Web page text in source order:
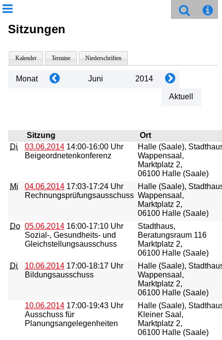
Sitzungen
Kalender Termine Niederschriften
Monat Juni 2014
Aktuell
Sitzung
Ort
Di
03.06.2014 14:00-16:00 Uhr
Beigeordnetenkonferenz
Halle (Saale),
Wappensaal,
Marktplatz 2,
06100 Halle (Saale)
Mi
04.06.2014 17:03-17:24 Uhr
Rechnungsprüfungsausschuss
Halle (Saale),
Wappensaal,
Marktplatz 2,
06100 Halle (Saale)
Do 05.06.2014 16:00-17:10 Uhr
Sozial-, Gesundheits- und
Gleichstellungsausschuss
Stadthaus,
Beratungsraum 116
Marktplatz 2,
06100 Halle (Saale)
Di
10.06.2014 17:00-18:17 Uhr
Bildungsausschuss
Halle (Saale),
Wappensaal,
Marktplatz 2,
06100 Halle (Saale)
10.06.2014 17:00-19:43 Uhr
Ausschuss für
Planungsangelegenheiten
Halle (Saale),
Kleiner Saal,
Marktplatz 2,
06100 Halle (Saale)